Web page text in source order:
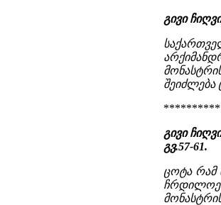
გივი
გივი
გვ.57-61.
ცოტა რამ